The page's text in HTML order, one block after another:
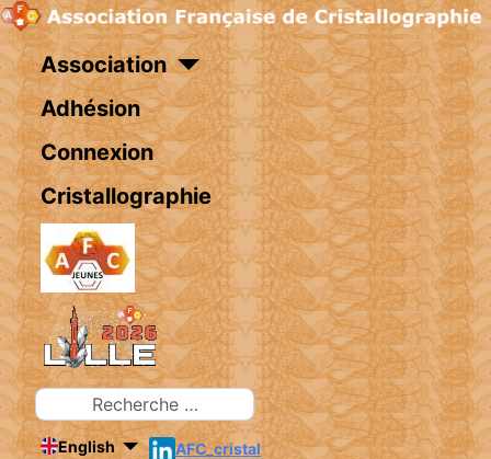
Association
Adhésion
Connexion
Cristallographie
Rechercher
English AFC_cristal